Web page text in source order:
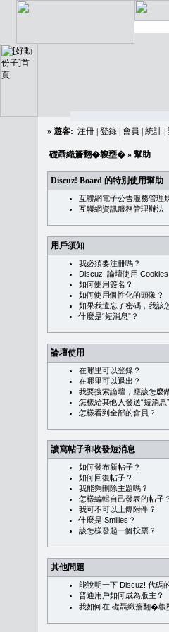
» 遊客: 注冊 登錄 會員 統計
礎聶織簷翻�䪖壅� » 幫助
Discuz! Board 的特別使用幫助
互聯網電子公告服務管理
互聯網資訊服務管理辦法
用戶須知
我必須要注冊嗎？
Discuz! 論壇使用 Cookies
如何使用簽名？
如何使用個性化的頭像？
如果我遺忘了密碼，我該
什麼是“短消息”？
論壇使用
在哪里可以登錄？
在哪里可以退出？
我要搜索論壇，應該怎麼
怎樣給其他人發送“短消息
怎樣看到全部的會員？
讀寫帖子和收發短消息
如何發布新帖子？
如何回復帖子？
我能夠刪除主題嗎？
怎樣編輯自己發表的帖子？
我可不可以上傳附件？
什麼是 Smilies？
該怎樣發起一個投票？
其他問題
能說明一下 Discuz! 代碼
普通用戶如何成為版主？
我如何在 礎聶織簷翻�䪖